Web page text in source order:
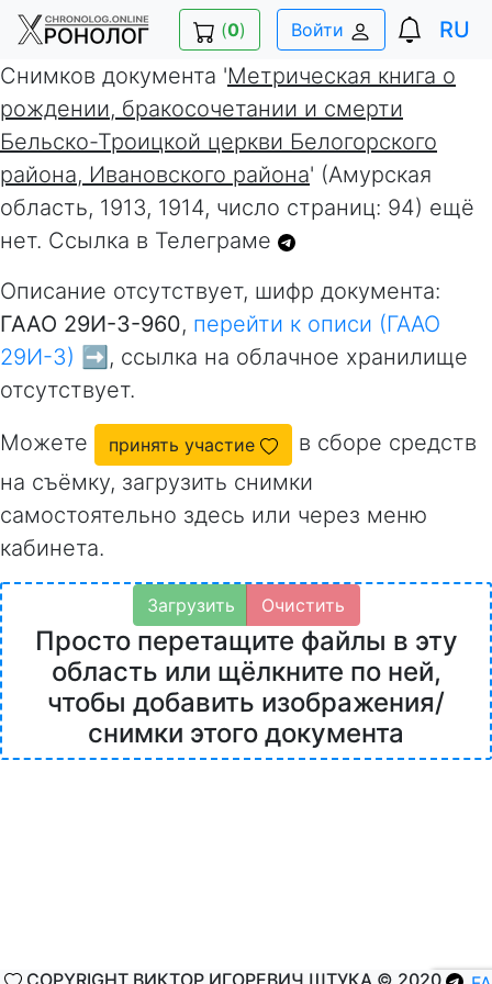
(0) Войти
RU
Снимков документа 'Метрическая книга о
рождении, бракосочетании и смерти
Бельско-Троицкой церкви Белогорского
района, Ивановского района' (Амурская
область, 1913, 1914, число страниц: 94) ещё
нет. Ссылка в Телеграме
Описание отсутствует, шифр документа:
ГААО 29И-3-960, перейти к описи (ГААО
29И-3) ➡️ , ссылка на облачное хранилище
отсутствует.
Можете принять участие
в сборе средств
на съёмку, загрузить снимки
самостоятельно здесь или через меню
кабинета.
Загрузить Очистить
Просто перетащите файлы в эту
область или щёлкните по ней,
чтобы добавить изображения/
снимки этого документа
COPYRIGHT ВИКТОР ИГОРЕВИЧ ШТУКА © 2020